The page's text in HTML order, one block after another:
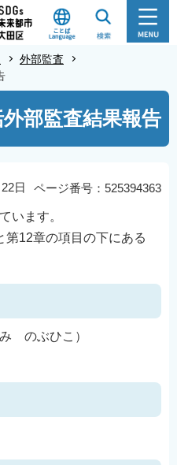
外部監査
部監査結果報告
ページ番号：525394363
日
います。
12章の項目の下にある
のぶひこ）